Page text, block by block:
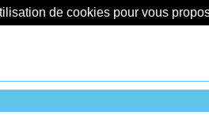
de cookies pour vous